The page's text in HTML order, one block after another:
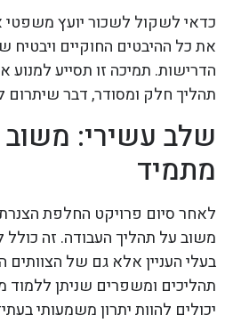
כדאי לשקול לשכור יועץ משפטי
את כל ההיבטים החוקיים ויבטיח
הדרישות. תמיכה זו תסייע למנוע
תהליך חלק ומסודר, דבר שיתרום
שלב עשירי: משוב
מתמיד
לאחר סיום פרויקט החלפת
משוב על תהליך העבודה. זה
בעלי העניין אלא גם של הצוותים
תהליכים ומשפרים שניתן ללמוד
יכולים להוות יתרון משמעותי